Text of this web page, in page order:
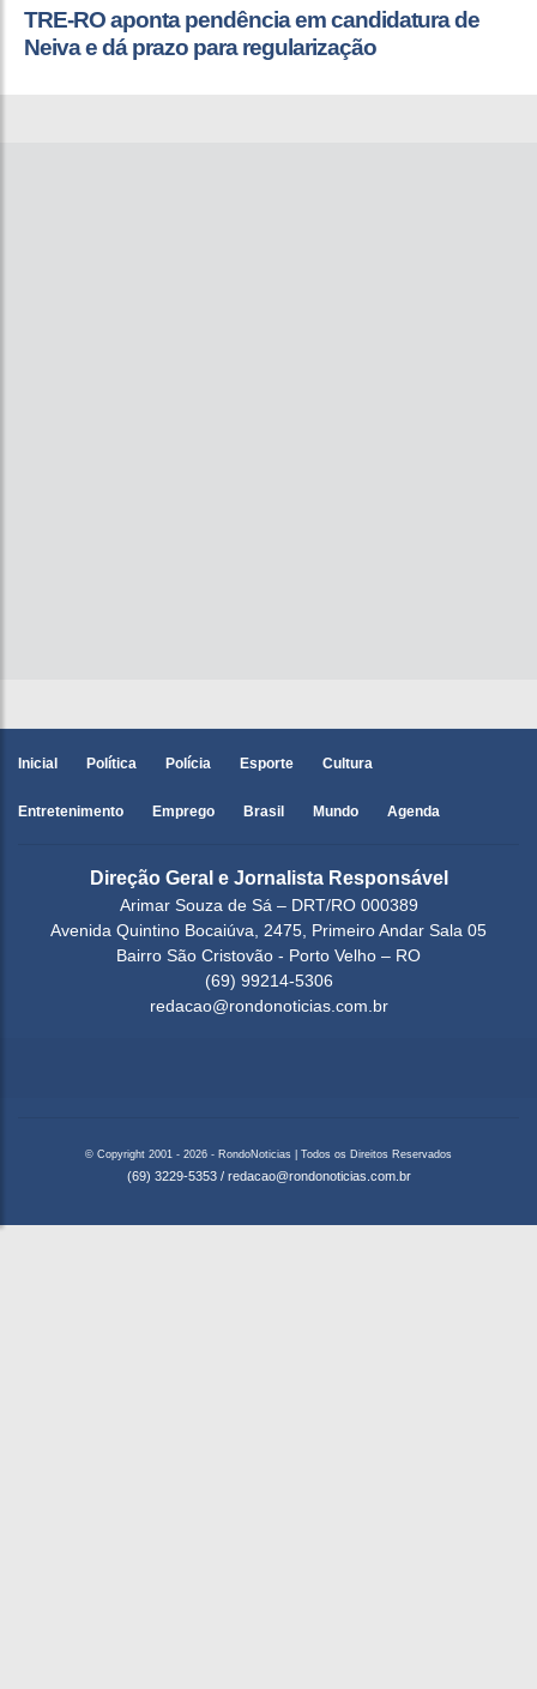
TRE-RO aponta pendência em candidatura de
Neiva e dá prazo para regularização
Inicial Política Polícia Esporte Cultura
Entretenimento Emprego Brasil Mundo Agenda
Direção Geral e Jornalista Responsável
Arimar Souza de Sá – DRT/RO 000389
Avenida Quintino Bocaiúva, 2475, Primeiro Andar Sala 05
Bairro São Cristovão - Porto Velho – RO
(69) 99214-5306
redacao@rondonoticias.com.br
© Copyright 2001 - 2026 - RondoNoticias | Todos os Direitos Reservados
(69) 3229-5353 / redacao@rondonoticias.com.br